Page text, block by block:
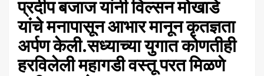
प्रदीप बजाज यांनी विल्सन मोखाडे
यांचे मनापासून आभार मानून कृतज्ञता
अर्पण केली.सध्याच्या युगात कोणतीही
हरविलेली महागडी वस्तू परत मिळणे